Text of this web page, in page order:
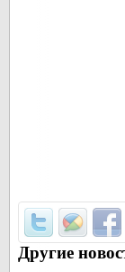
Другие